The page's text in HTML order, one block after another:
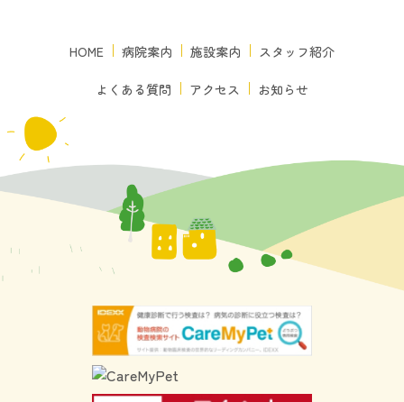
HOME 病院案内 施設案内 スタッフ紹介
よくある質問 アクセス お知らせ